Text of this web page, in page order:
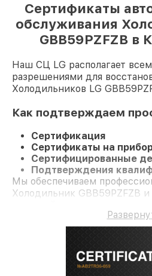
Сертификаты
обслуживания
GBB59PZFZB в
Наш СЦ LG располагает
разрешениями для
Холодильников LG
Как подтверждаем
Сертификация
Сертификаты на
Сертифицированные
Подтверждения
Мы обеспечиваем
Холодильник GBB59PZFZB